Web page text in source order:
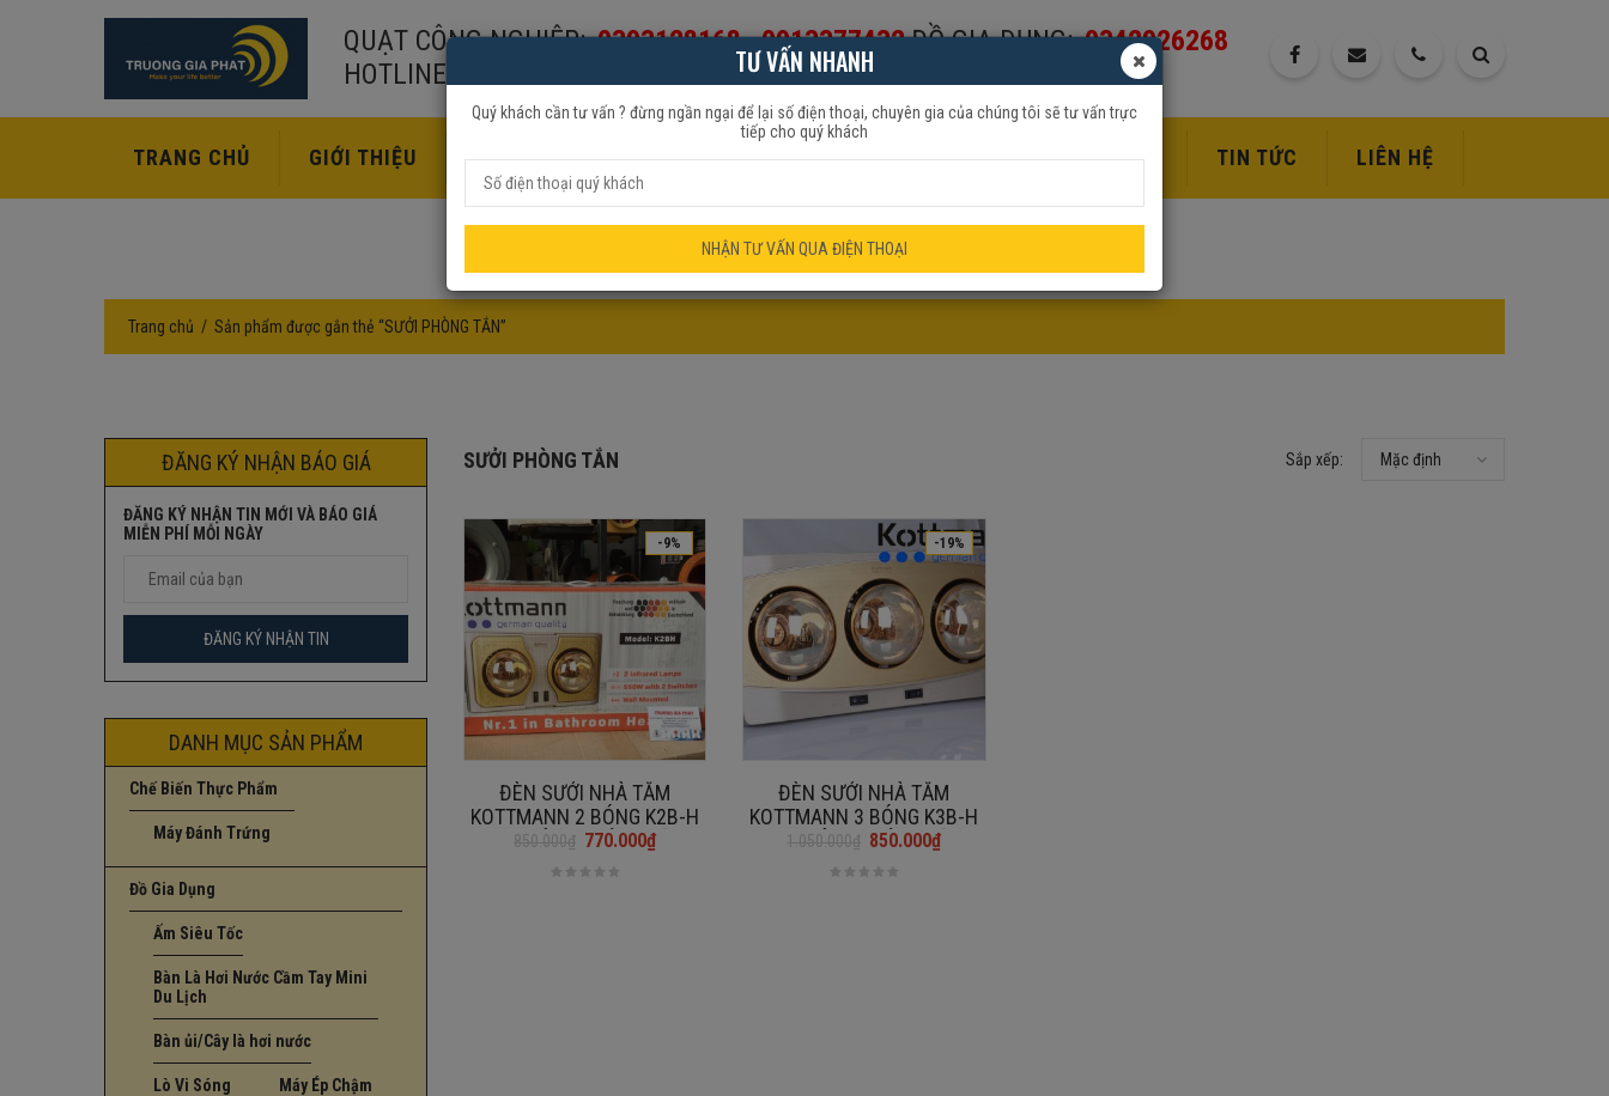
QUẠT CÔNG NGHIỆP: 0393128168-0913377432ĐỒ GIA DỤNG: 0342926268
HOTLINE:
TRANG CHỦ GIỚI THIỆU SẢN PHẨM QUẠT ĐỒ GIA DỤNG KHUYẾN MÃI DỊCH VỤ TIN TỨC LIÊN HỆ
Trang chủ Sản phẩm được gắn thẻ “SƯỞI PHÒNG TẮN”
ĐĂNG KÝ NHẬN BÁO GIÁ
ĐĂNG KÝ NHẬN TIN MỚI VÀ BÁO GIÁ
MIỄN PHÍ MỖI NGÀY
DANH MỤC SẢN PHẨM
Chế Biến Thực Phẩm
Máy Đánh Trứng
Đồ Gia Dụng
Ấm Siêu Tốc
Bàn Là Hơi Nước Cầm Tay Mini
Du Lịch
Bàn ủi/Cây là hơi nước
Lò Vi Sóng Máy Ép Chậm
SƯỞI PHÒNG TẮN Sắp xếp: Mặc định
-9%
ĐÈN SƯỞI NHÀ TẮM
KOTTMANN 2 BÓNG K2B-H
550W [HÀNG CHÍNH HÃNG]
850.000₫ 770.000₫
-19%
ĐÈN SƯỞI NHÀ TẮM
KOTTMANN 3 BÓNG K3B-H
825W [HÀNG CHÍNH HÃNG]
1.050.000₫ 850.000₫
TƯ VẤN NHANH
Quý khách cần tư vấn ? đừng ngần ngại để lại số điện thoại, chuyên gia của chúng tôi sẽ tư vấn trực
tiếp cho quý khách
NHẬN TƯ VẤN QUA ĐIỆN THOẠI